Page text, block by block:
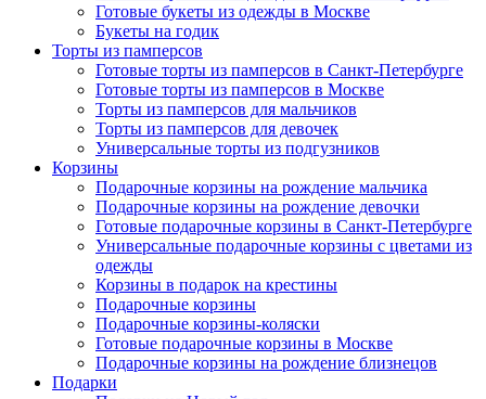
Готовые букеты из одежды в Москве
Букеты на годик
Торты из памперсов
Готовые торты из памперсов в Санкт-Петербурге
Готовые торты из памперсов в Москве
Торты из памперсов для мальчиков
Торты из памперсов для девочек
Универсальные торты из подгузников
Корзины
Подарочные корзины на рождение мальчика
Подарочные корзины на рождение девочки
Готовые подарочные корзины в Санкт-Петербурге
Универсальные подарочные корзины с цветами из
одежды
Корзины в подарок на крестины
Подарочные корзины
Подарочные корзины-коляски
Готовые подарочные корзины в Москве
Подарочные корзины на рождение близнецов
Подарки